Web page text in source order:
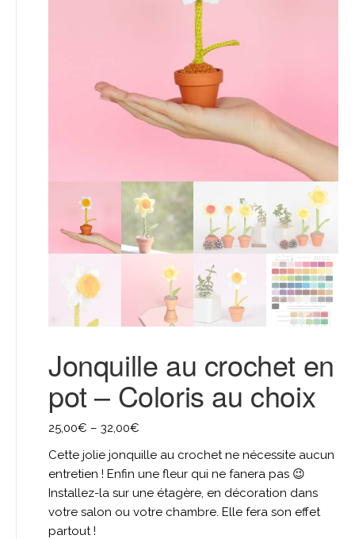
Jonquille au crochet en
pot – Coloris au choix
25,00€ – 32,00€
Cette jolie jonquille au crochet ne nécessite aucun
entretien ! Enfin une fleur qui ne fanera pas 😉
Installez-la sur une étagère, en décoration dans
votre salon ou votre chambre. Elle fera son effet
partout !